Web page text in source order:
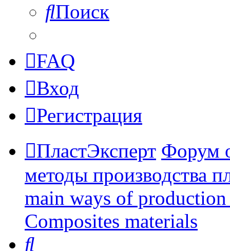
Поиск
FAQ
Вход
Регистрация
ПластЭксперт Форум
методы производства
main ways of
Сomposites materials